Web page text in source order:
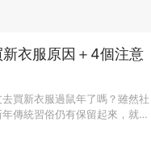
衣服原因＋4個注意
買新衣服過鼠年了嗎？雖然社
傳統習俗仍有保留起來，就